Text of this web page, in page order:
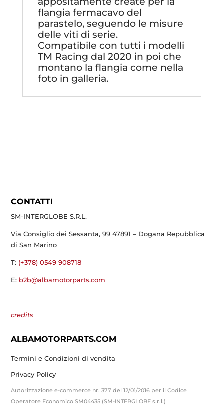
flangia fermacavo del
parastelo, seguendo le misure
delle viti di serie.
Compatibile con tutti i modelli
TM Racing dal 2020 in poi che
montano la flangia come nella
foto in galleria.
CONTATTI
SM-INTERGLOBE S.R.L.
Via Consiglio dei Sessanta, 99 47891 – Dogana Repubblica
di San Marino
T: (+378) 0549 908718
E: b2b@albamotorparts.com
credits
ALBAMOTORPARTS.COM
Termini e Condizioni di vendita
Privacy Policy
Autorizzazione e-commerce nr. 377 del 12/01/2016 per il Codice
Operatore Economico SM04435 (SM-INTERGLOBE s.r.l.)